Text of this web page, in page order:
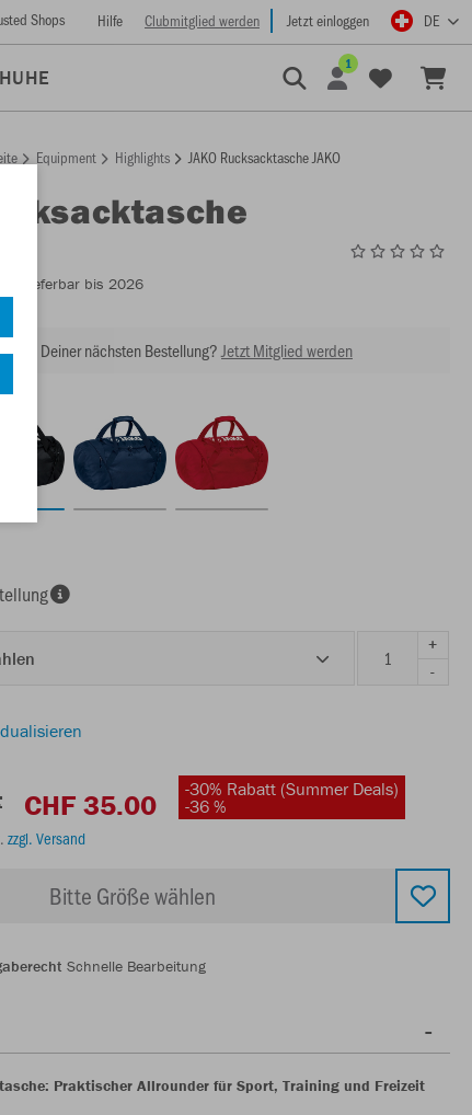
Shops Hilfe Clubmitglied werden Jetzt einloggen DE
1
Equipment Highlights JAKO Rucksacktasche JAKO
- Lieferbar bis 2026
bei Deiner nächsten Bestellung? Jetzt Mitglied werden
+
-
CHF 35.00
-30% Rabatt (Summer Deals)
-36 %
zzgl. Versand
Bitte Größe wählen
Schnelle Bearbeitung
Praktischer Allrounder für Sport, Training und Freizeit